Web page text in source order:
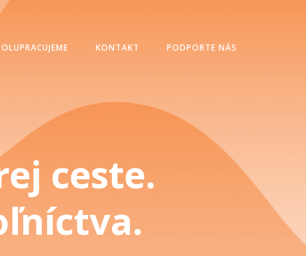
KONTAKT PODPORTE NÁS
ceste.